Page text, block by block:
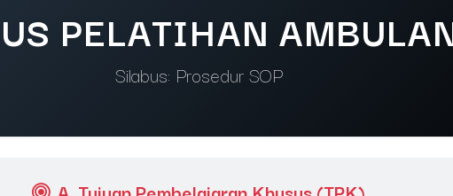
PELATIHAN
Silabus: Prosedur SOP